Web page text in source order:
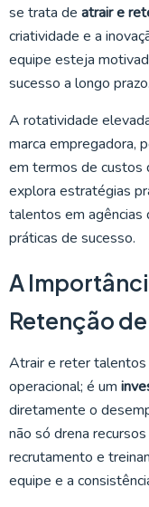
se trata de atrair e
criatividade e a
equipe esteja
sucesso a longo prazo.
A rotatividade
marca empregadora,
em termos de custos
explora estratégias
talentos em agências
práticas de sucesso.
A
Retenção
Atrair e reter talentos
operacional; é um
diretamente o
não só drena
recrutamento e
equipe e a